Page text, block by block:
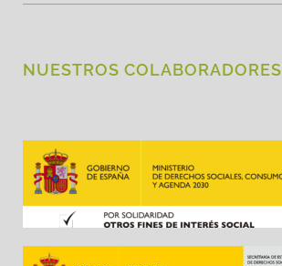
NUESTROS COLABORADORES